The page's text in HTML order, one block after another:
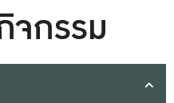
จกรรม